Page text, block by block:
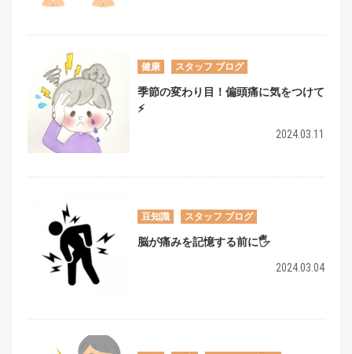
健康 スタッフ ブログ
季節の変わり目！偏頭痛に気をつけて
⚡️
2024.03.11
豆知識 スタッフ ブログ
脳が痛みを記憶する前に🖐️
2024.03.04